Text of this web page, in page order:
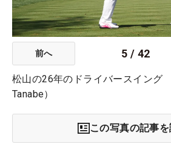
前へ 5 / 42
松山の26年のドライバースイング
Tanabe）
この写真の記事